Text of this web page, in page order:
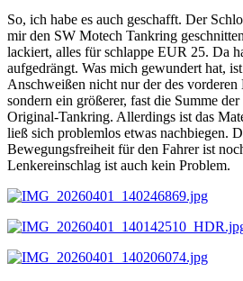
So, ich habe es auch geschafft. Der
mir den SW Motech Tankring
lackiert, alles für schlappe EUR 25. Da
aufgedrängt. Was mich gewundert hat,
Anschweißen nicht nur der des vorderen
sondern ein größerer, fast die Summe
Original-Tankring. Allerdings ist das
ließ sich problemlos etwas nachbiegen.
Bewegungsfreiheit für den Fahrer ist
Lenkereinschlag ist auch kein Problem.